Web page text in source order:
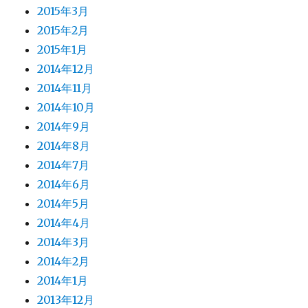
2015年3月
2015年2月
2015年1月
2014年12月
2014年11月
2014年10月
2014年9月
2014年8月
2014年7月
2014年6月
2014年5月
2014年4月
2014年3月
2014年2月
2014年1月
2013年12月